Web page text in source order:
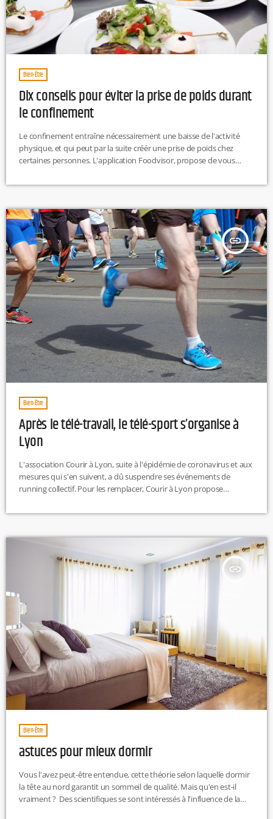
Bien-Être
Dix conseils pour éviter la prise de poids durant
le confinement
Le confinement entraîne nécessairement une baisse de l'activité
physique, et qui peut par la suite créér une prise de poids chez
certaines personnes. L'application Foodvisor, propose de vous
prendre en photo son assiette pour connaître son bilan
pour éviter de prendre du poids durant le confinement : 1 : […]
insert_link
Bien-Être
Après le télé-travail, le télé-sport s’organise à
Lyon
L'association Courir à Lyon, suite à l'épidémie de coronavirus et aux
mesures qui s'en suivent, a dû suspendre ses événements de
running collectif. Pour les remplacer, Courir à Lyon propose
de 18h30, en direct sur ses pages Facebook et Instagram. "À cause
sommes confinés chez nous jusqu’à nouvel ordre. Nous […]
insert_link
Bien-Être
astuces pour mieux dormir
Vous l'avez peut-être entendue, cette théorie selon laquelle dormir
la tête au nord garantit un sommeil de qualité. Mais qu'en est-il
vraiment ? Des scientifiques se sont intéressés à l'influence de la